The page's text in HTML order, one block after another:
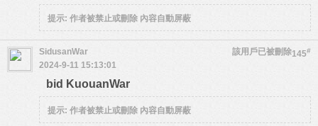
提示: 作者被禁止或刪除 內容自動屏蔽
145#
SidusanWar
該用戶已被刪除
2024-9-11 15:13:01
bid KuouanWar
提示: 作者被禁止或刪除 內容自動屏蔽